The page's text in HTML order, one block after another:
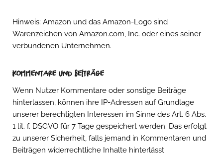
Hinweis: Amazon und das Amazon-Logo sind
Warenzeichen von Amazon.com, Inc. oder eines seiner
verbundenen Unternehmen.
Kommentare und Beiträge
Wenn Nutzer Kommentare oder sonstige Beiträge
hinterlassen, können ihre IP-Adressen auf Grundlage
unserer berechtigten Interessen im Sinne des Art. 6 Abs.
1 lit. f. DSGVO für 7 Tage gespeichert werden. Das erfolgt
zu unserer Sicherheit, falls jemand in Kommentaren und
Beiträgen widerrechtliche Inhalte hinterlässt